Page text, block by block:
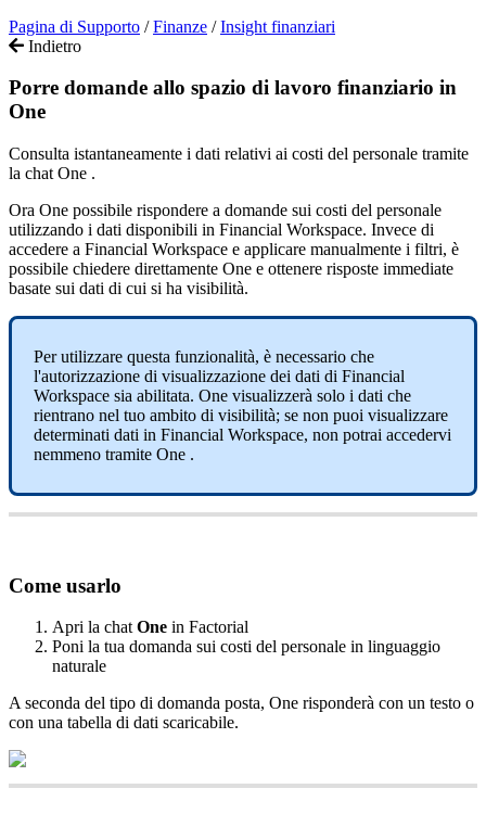
Pagina di Supporto / Finanze / Insight finanziari
Indietro
Porre domande allo spazio di lavoro finanziario in
One
Consulta istantaneamente i dati relativi ai costi del personale tramite
la chat One .
Ora One possibile rispondere a domande sui costi del personale
utilizzando i dati disponibili in Financial Workspace. Invece di
accedere a Financial Workspace e applicare manualmente i filtri, è
possibile chiedere direttamente One e ottenere risposte immediate
basate sui dati di cui si ha visibilità.
Per utilizzare questa funzionalità, è necessario che
l'autorizzazione di visualizzazione dei dati di Financial
Workspace sia abilitata. One visualizzerà solo i dati che
rientrano nel tuo ambito di visibilità; se non puoi visualizzare
determinati dati in Financial Workspace, non potrai accedervi
nemmeno tramite One .
Come usarlo
Apri la chat One in Factorial
Poni la tua domanda sui costi del personale in linguaggio
naturale
A seconda del tipo di domanda posta, One risponderà con un testo o
con una tabella di dati scaricabile.